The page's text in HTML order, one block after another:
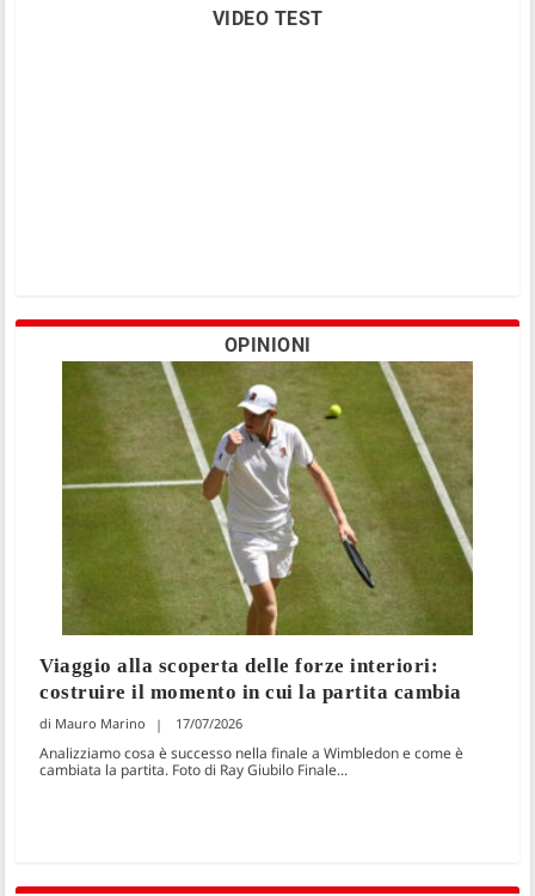
VIDEO TEST
OPINIONI
Viaggio alla scoperta delle forze interiori:
costruire il momento in cui la partita cambia
Mauro Marino 17/07/2026
Analizziamo cosa è successo nella finale a Wimbledon e come è
cambiata la partita. Foto di Ray Giubilo Finale...